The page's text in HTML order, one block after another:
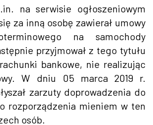
na serwisie ogłoszeniowym
za inną osobę zawierał umowy
na samochody
przyjmował z tego tytułu
bankowe, nie realizując
W dniu 05 marca 2019 r.
zarzuty doprowadzenia do
rozporządzenia mieniem w ten
osób.